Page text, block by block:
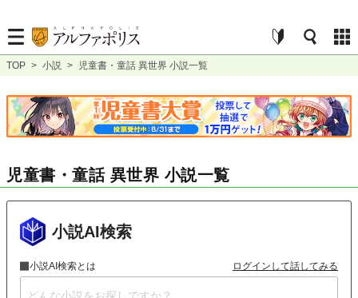
TOP > 小説 > 児童書・童話 異世界 小説一覧
児童書・童話 異世界 小説一覧
小説AI検索
小説AI検索とは ログインして話してみる